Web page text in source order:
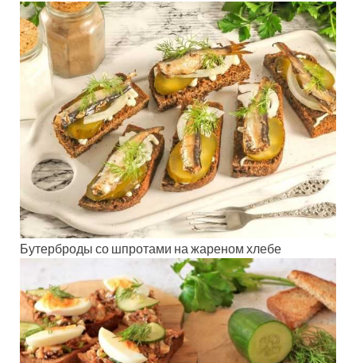
Бутерброды со шпротами на жареном хлебе